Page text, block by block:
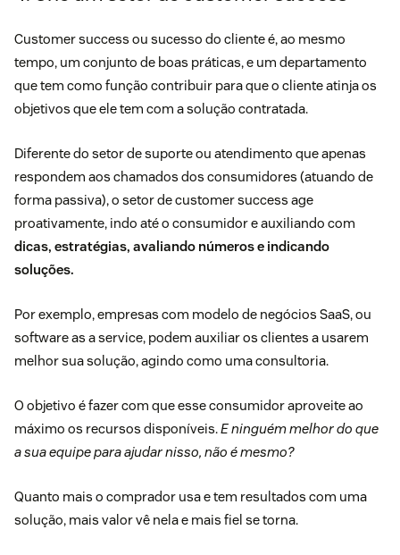
Customer success ou sucesso do cliente é, ao mesmo
tempo, um conjunto de boas práticas, e um departamento
que tem como função contribuir para que o cliente atinja os
objetivos que ele tem com a solução contratada.
Diferente do setor de suporte ou atendimento que apenas
respondem aos chamados dos consumidores (atuando de
forma passiva), o setor de customer success age
proativamente, indo até o consumidor e auxiliando com
dicas, estratégias, avaliando números e indicando
soluções.
Por exemplo, empresas com modelo de negócios SaaS, ou
software as a service, podem auxiliar os clientes a usarem
melhor sua solução, agindo como uma consultoria.
O objetivo é fazer com que esse consumidor aproveite ao
máximo os recursos disponíveis.E ninguém melhor do que
a sua equipe para ajudar nisso, não é mesmo?
Quanto mais o comprador usa e tem resultados com uma
solução, mais valor vê nela e mais fiel se torna.